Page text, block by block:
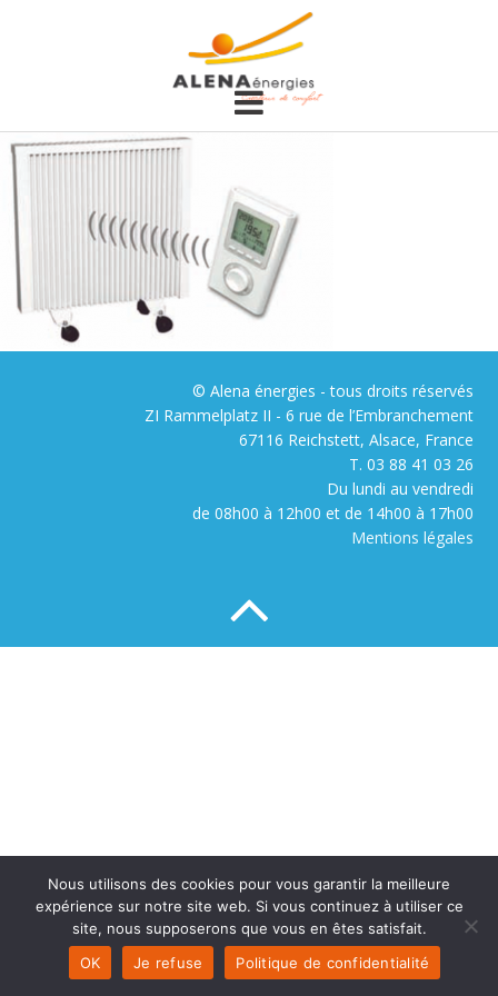
© Alena énergies - tous droits réservés
ZI Rammelplatz II - 6 rue de l’Embranchement
67116 Reichstett, Alsace, France
T. 03 88 41 03 26
Du lundi au vendredi
de 08h00 à 12h00 et de 14h00 à 17h00
Mentions légales
Nous utilisons des cookies pour vous garantir la meilleure
expérience sur notre site web. Si vous continuez à utiliser ce
site, nous supposerons que vous en êtes satisfait.
OK
Je refuse Politique de confidentialité